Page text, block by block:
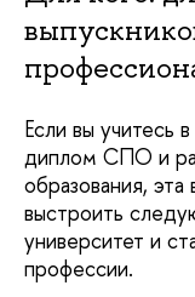
Если вы учитесь
диплом СПО и
образования,
ыстроить
университет и
профессии.